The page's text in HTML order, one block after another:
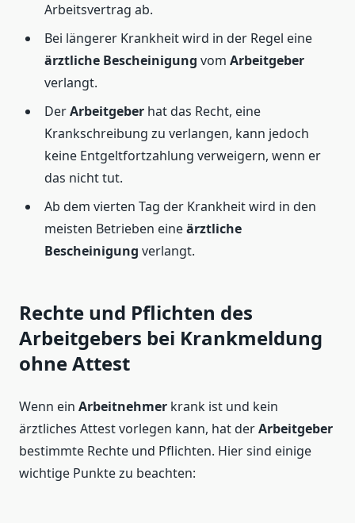
Arbeitsvertrag ab.
Bei längerer Krankheit wird in der Regel eine
ärztliche Bescheinigung vom Arbeitgeber
verlangt.
DerArbeitgeber hat das Recht, eine
Krankschreibung zu verlangen, kann jedoch
keine Entgeltfortzahlung verweigern, wenn er
das nicht tut.
Ab dem vierten Tag der Krankheit wird in den
meisten Betrieben eineärztliche
Bescheinigung verlangt.
Rechte und Pflichten des
Arbeitgebers bei Krankmeldung
ohne Attest
Wenn ein Arbeitnehmer krank ist und kein
ärztliches Attest vorlegen kann, hat derArbeitgeber
bestimmte Rechte und Pflichten. Hier sind einige
wichtige Punkte zu beachten: